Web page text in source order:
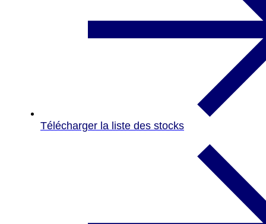
Télécharger la liste des stocks